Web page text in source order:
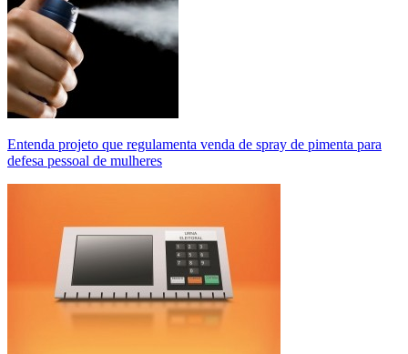
Entenda projeto que regulamenta venda de spray de pimenta para
defesa pessoal de mulheres